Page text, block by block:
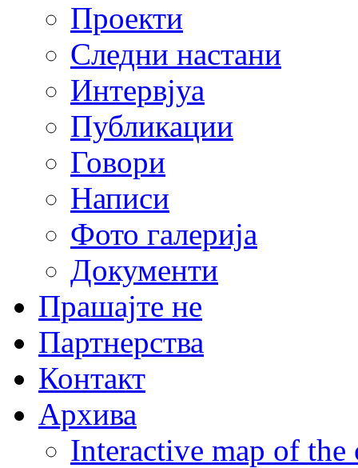
Проекти
Следни настани
Интервјуа
Публикации
Говори
Написи
Фото галерија
Документи
Прашајте не
Партнерства
Контакт
Архива
Interactive map of